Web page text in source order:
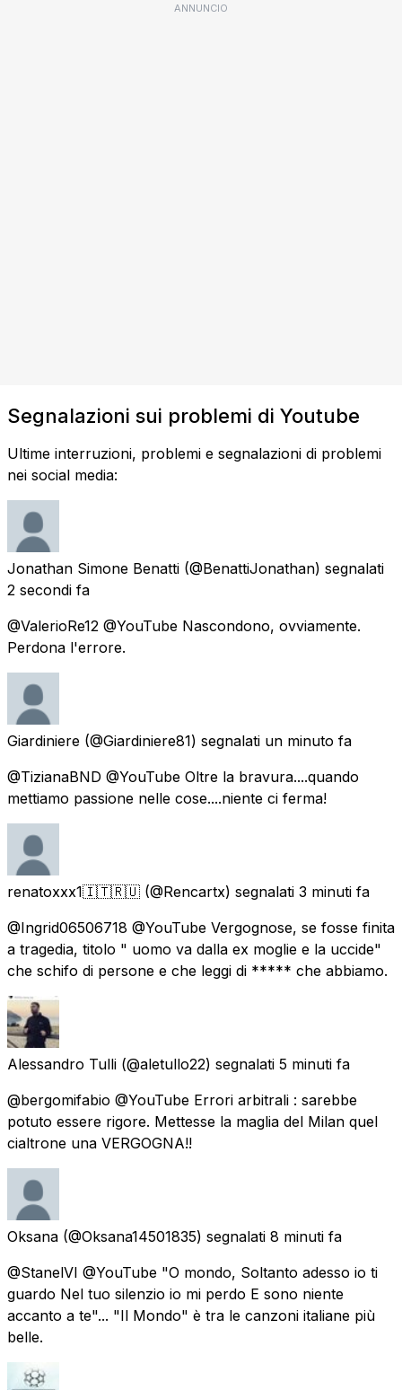
ANNUNCIO
Segnalazioni sui problemi di Youtube
Ultime interruzioni, problemi e segnalazioni di problemi
nei social media:
Jonathan Simone Benatti (@BenattiJonathan) segnalati
2 secondi fa
@ValerioRe12 @YouTube Nascondono, ovviamente.
Perdona l'errore.
Giardiniere (@Giardiniere81) segnalati un minuto fa
@TizianaBND @YouTube Oltre la bravura....quando
mettiamo passione nelle cose....niente ci ferma!
renatoxxx1🇮🇹🇷🇺 (@Rencartx) segnalati 3 minuti fa
@Ingrid06506718 @YouTube Vergognose, se fosse finita
a tragedia, titolo " uomo va dalla ex moglie e la uccide"
che schifo di persone e che leggi di ***** che abbiamo.
Alessandro Tulli (@aletullo22) segnalati 5 minuti fa
@bergomifabio @YouTube Errori arbitrali : sarebbe
potuto essere rigore. Mettesse la maglia del Milan quel
cialtrone una VERGOGNA!!
Oksana (@Oksana14501835) segnalati 8 minuti fa
@StanelVI @YouTube "O mondo, Soltanto adesso io ti
guardo Nel tuo silenzio io mi perdo E sono niente
accanto a te"... "Il Mondo" è tra le canzoni italiane più
belle.